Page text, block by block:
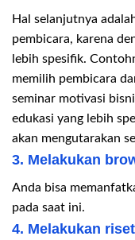
Hal selanjutnya
pembicara, karena
lebih spesifik.
memilih pembicara
seminar motivasi
edukasi yang lebih
akan mengutarakan
3. Melakukan
Anda bisa
pada saat ini.
4. Melakukan riset